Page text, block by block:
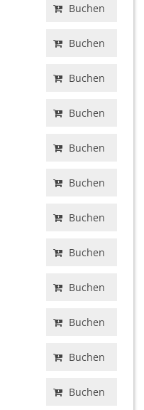
Buchen
Buchen
Buchen
Buchen
Buchen
Buchen
Buchen
Buchen
Buchen
Buchen
Buchen
Buchen